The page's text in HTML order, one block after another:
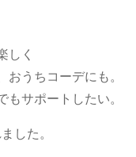
しく
うちコーデにも。
サポートしたい。
した。